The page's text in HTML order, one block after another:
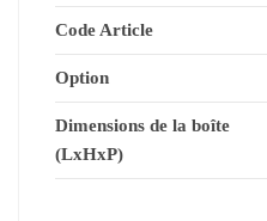
Code Article
Option
Dimensions de la boîte
(LxHxP)